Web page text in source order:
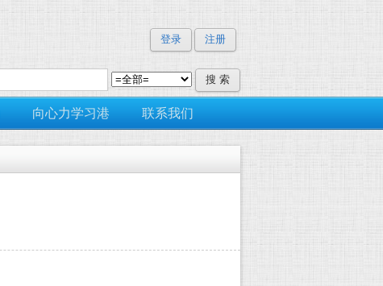
登录 注册
向心力学习港 联系我们